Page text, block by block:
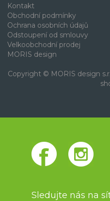
Kontakt
Obchodní podmínky
Ochrana osobních údajů
Odstoupení od smlouvy
Velkoobchodní prodej
MORIS design
Copyright © MORIS design
Sledujte nás na